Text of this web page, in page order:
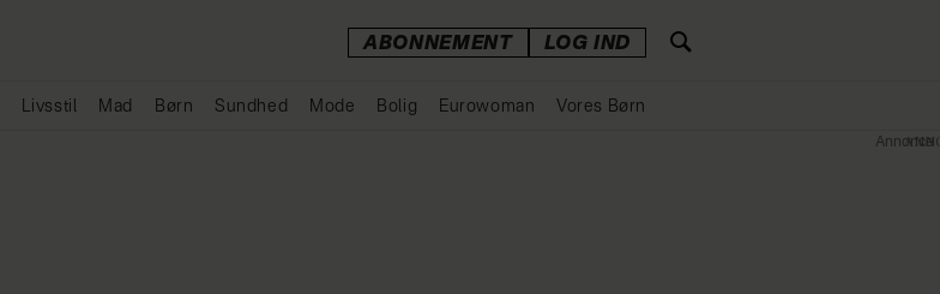
ABONNEMENT LOG IND
Livsstil Mad Børn Sundhed Mode Bolig Eurowoman Vores Børn
Annonce